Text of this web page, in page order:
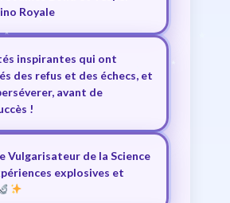
Royale
inspirantes qui ont
des refus et des échecs, et
avant de
!
Vulgarisateur de la Science
explosives et